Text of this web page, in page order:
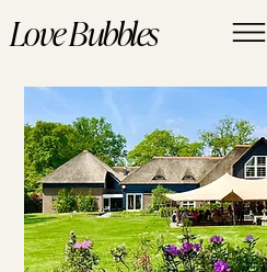
Love Bubbles